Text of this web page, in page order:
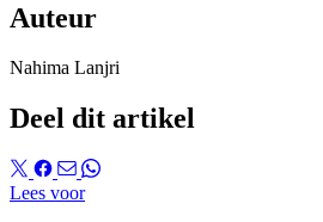
Auteur
Nahima Lanjri
Deel dit artikel
Lees voor